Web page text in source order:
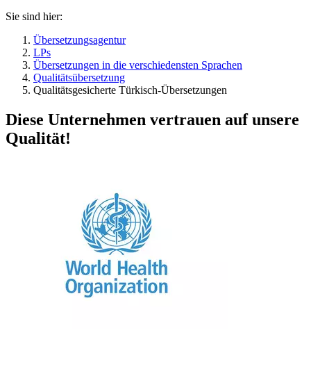
Sie sind hier:
Übersetzungsagentur
LPs
Übersetzungen in die verschiedensten Sprachen
Qualitätsübersetzung
Qualitätsgesicherte Türkisch-Übersetzungen
Diese Unternehmen vertrauen auf unsere
Qualität!